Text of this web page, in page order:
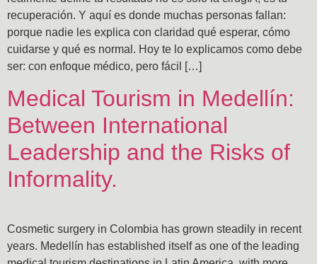
recuperación. Y aquí es donde muchas personas fallan:
porque nadie les explica con claridad qué esperar, cómo
cuidarse y qué es normal. Hoy te lo explicamos como debe
ser: con enfoque médico, pero fácil […]
Medical Tourism in Medellín:
Between International
Leadership and the Risks of
Informality.
Cosmetic surgery in Colombia has grown steadily in recent
years. Medellín has established itself as one of the leading